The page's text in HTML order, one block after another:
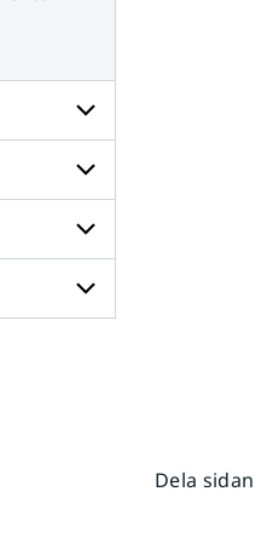
Undersidor
för
Radar
och
satellit
Undersidor
för
Väder
till
havs
Undersidor
för
Dela sidan